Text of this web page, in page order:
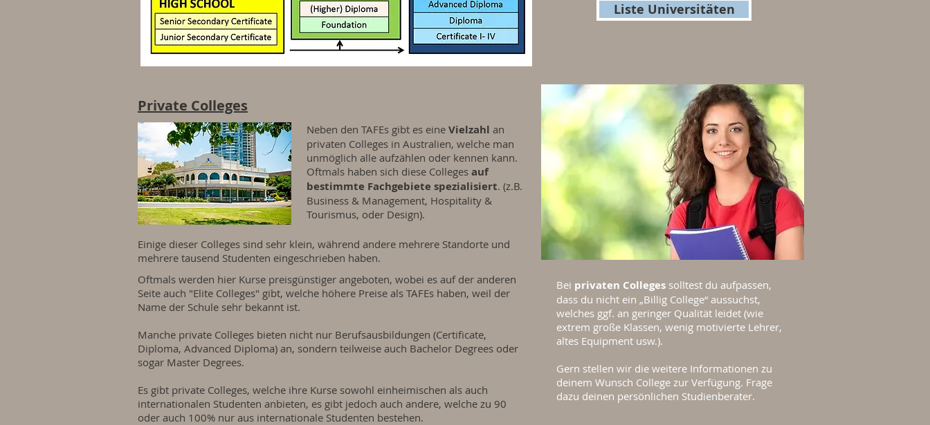
Liste Universitäten
Private Colleges
Neben den TAFEs gibt es eine Vielzahl an
privaten Colleges in Australien, welche man
unmöglich alle aufzählen oder kennen kann.
Oftmals haben sich diese Colleges auf
bestimmte Fachgebiete spezialisiert. (z.B.
Business & Management, Hospitality &
Tourismus, oder Design).
Einige dieser Colleges sind sehr klein, während andere mehrere Standorte und
mehrere tausend Studenten eingeschrieben haben.
Oftmals werden hier Kurse preisgünstiger angeboten, wobei es auf der anderen
Seite auch "Elite Colleges" gibt, welche höhere Preise als TAFEs haben, weil der
Name der Schule sehr bekannt ist.
Manche private Colleges bieten nicht nur Berufsausbildungen (Certificate,
Diploma, Advanced Diploma) an, sondern teilweise auch Bachelor Degrees oder
sogar Master Degrees.
Es gibt private Colleges, welche ihre Kurse sowohl einheimischen als auch
internationalen Studenten anbieten, es gibt jedoch auch andere, welche zu 90
oder auch 100% nur aus internationale Studenten bestehen.
Bei privaten Colleges solltest du aufpassen,
dass du nicht ein „Billig College“ aussuchst,
welches ggf. an geringer Qualität leidet (wie
extrem große Klassen, wenig motivierte Lehrer,
altes Equipment usw.).
Gern stellen wir die weitere Informationen zu
deinem Wunsch College zur Verfügung. Frage
dazu deinen persönlichen Studienberater.